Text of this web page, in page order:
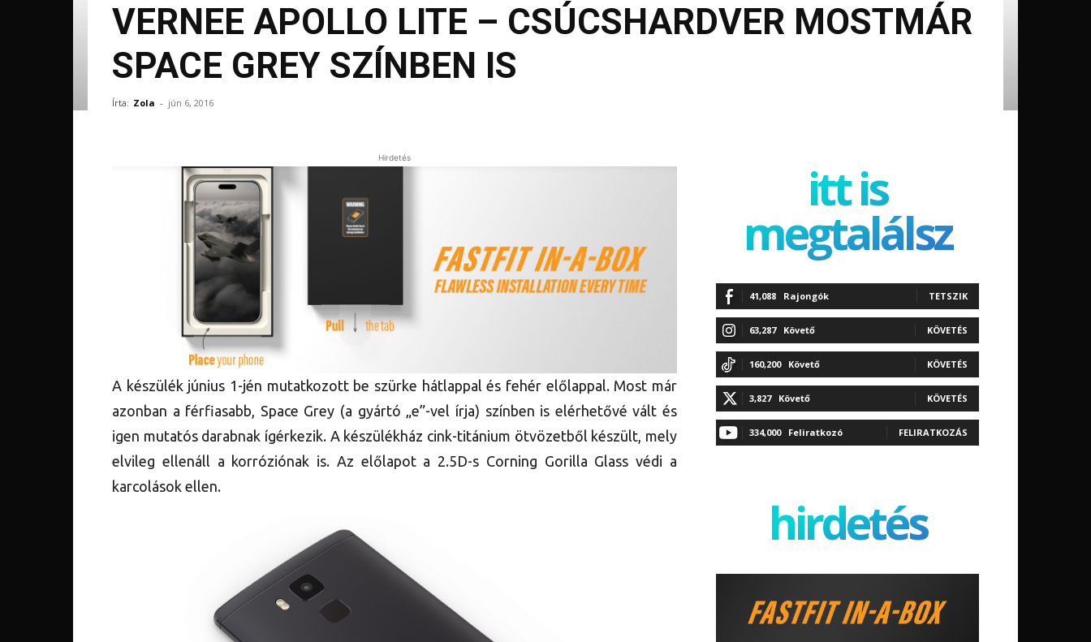
VERNEE APOLLO LITE – CSÚCSHARDVER MOSTMÁR
SPACE GREY SZÍNBEN IS
Írta: Zola - jún 6, 2016
Hirdetés
A készülék június 1-jén mutatkozott be szürke hátlappal és fehér előlappal. Most már
azonban a férfiasabb, Space Grey (a gyártó „e”-vel írja) színben is elérhetővé vált és
igen mutatós darabnak ígérkezik. A készülékház cink-titánium ötvözetből készült, mely
elvileg ellenáll a korróziónak is. Az előlapot a 2.5D-s Corning Gorilla Glass védi a
karcolások ellen.
itt is
megtalálsz
41,088 Rajongók TETSZIK
63,287 Követő KÖVETÉS
160,200 Követő KÖVETÉS
3,827 Követő KÖVETÉS
334,000 Feliratkozó FELIRATKOZÁS
hirdetés